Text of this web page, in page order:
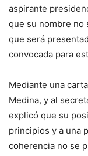
aspirante
que su nombre no
que será
convocada para
Mediante una
Medina, y al
explicó que su
principios y a una
coherencia no se